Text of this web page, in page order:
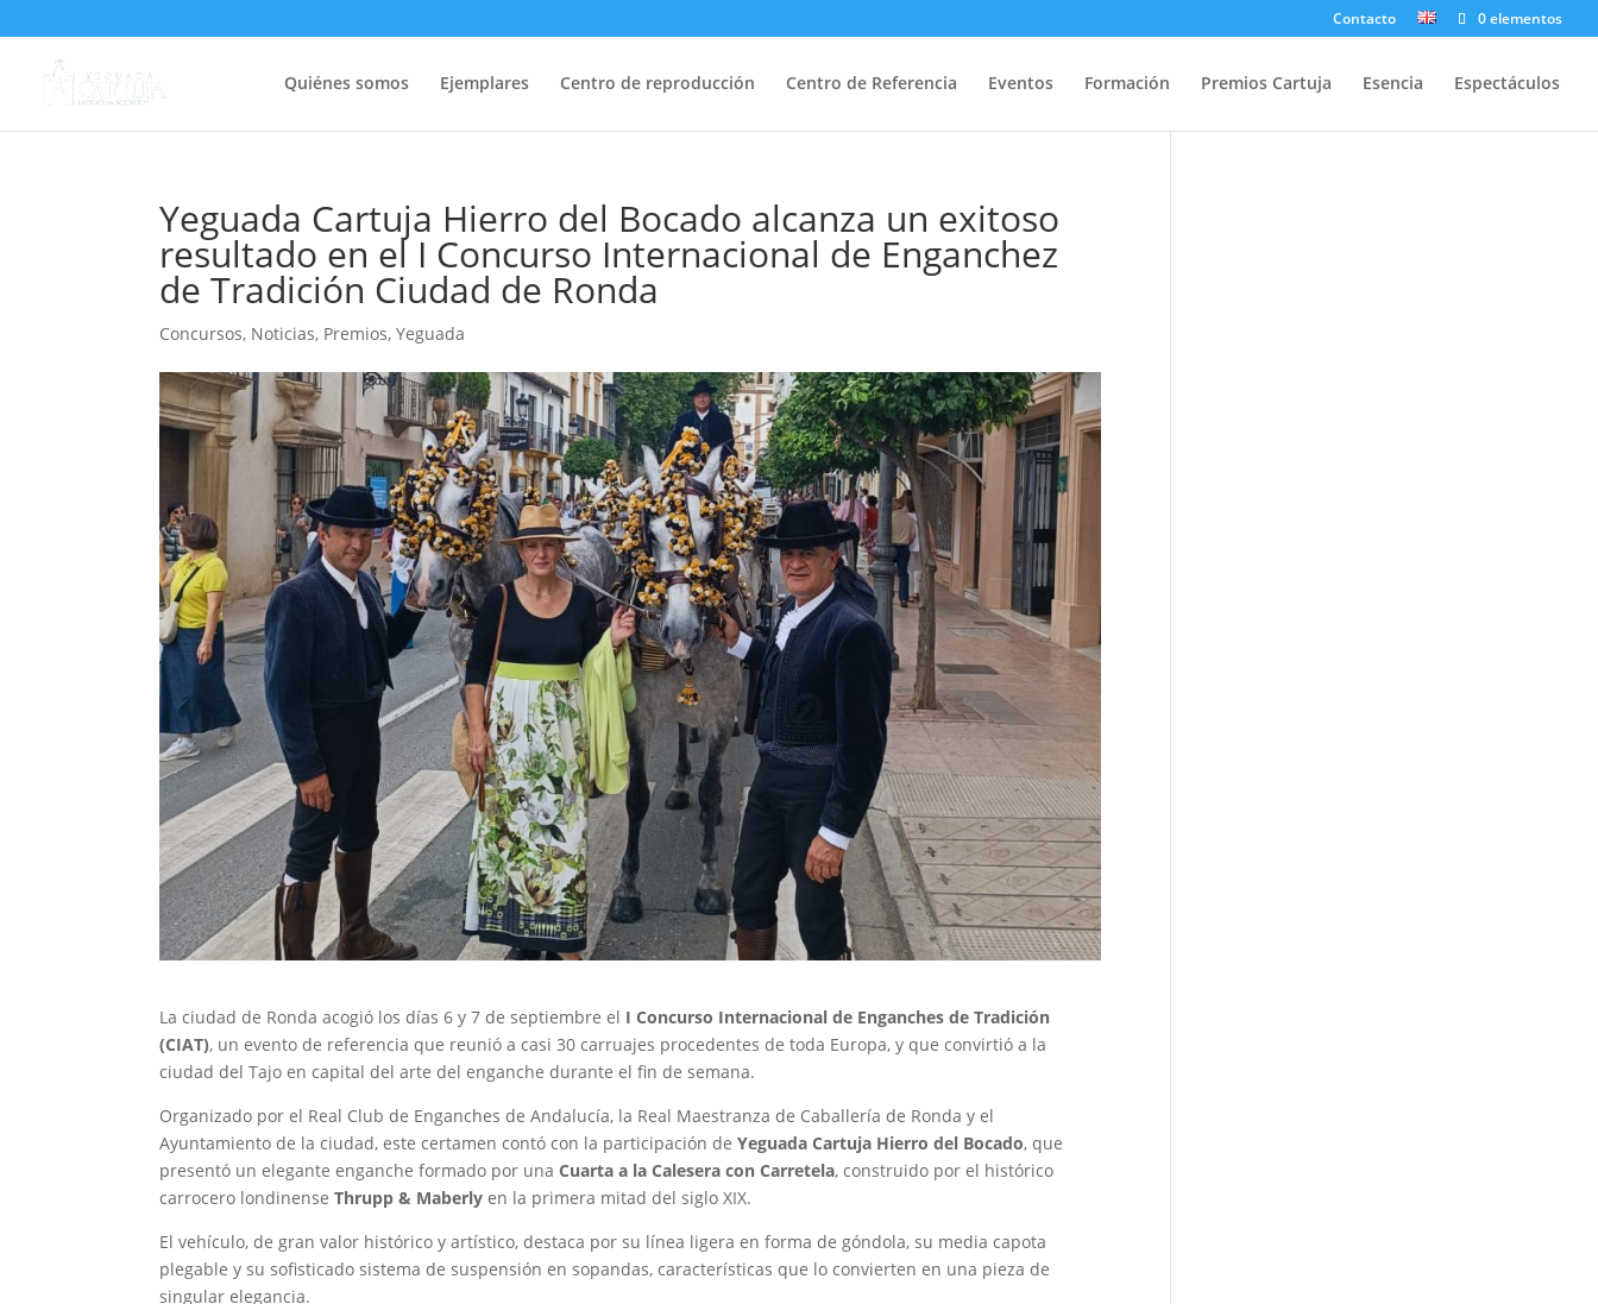
Contacto 0 elementos
Quiénes somos Ejemplares Centro de reproducción Centro de Referencia Eventos Formación Premios Cartuja Esencia Espectáculos
Yeguada Cartuja Hierro del Bocado alcanza un exitoso
resultado en el I Concurso Internacional de Enganchez
de Tradición Ciudad de Ronda
Concursos, Noticias, Premios,Yeguada
La ciudad de Ronda acogió los días 6 y 7 de septiembre el I Concurso Internacional de Enganches de Tradición
(CIAT), un evento de referencia que reunió a casi 30 carruajes procedentes de toda Europa, y que convirtió a la
ciudad del Tajo en capital del arte del enganche durante el fin de semana.
Organizado por el Real Club de Enganches de Andalucía, la Real Maestranza de Caballería de Ronda y el
Ayuntamiento de la ciudad, este certamen contó con la participación deYeguada Cartuja Hierro del Bocado, que
presentó un elegante enganche formado por unaCuarta a la Calesera con Carretela, construido por el histórico
carrocero londinenseThrupp & Maberlyen la primera mitad del siglo XIX.
El vehículo, de gran valor histórico y artístico, destaca por su línea ligera en forma de góndola, su media capota
plegable y su sofisticado sistema de suspensión en sopandas, características que lo convierten en una pieza de
singular elegancia.